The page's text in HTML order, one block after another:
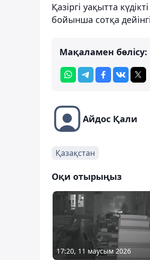
Қазіргі уақытта
бойынша сотқа
Мақаламен бөлісу:
Айдос Қали
Қазақстан
Оқи отырыңыз
17:20, 11 маусым 2026